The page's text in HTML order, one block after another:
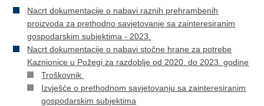
Nacrt dokumentacije o nabavi raznih prehrambenih
proizvoda za prethodno savjetovanje sa zainteresiranim
gospodarskim subjektima - 2023.
Nacrt dokumentacije o nabavi stočne hrane za potrebe
Kaznionice u Požegi za razdoblje od 2020. do 2023. godine
Troškovnik
Izvješće o prethodnom savjetovanju sa zainteresiranim
gospodarskim subjektima